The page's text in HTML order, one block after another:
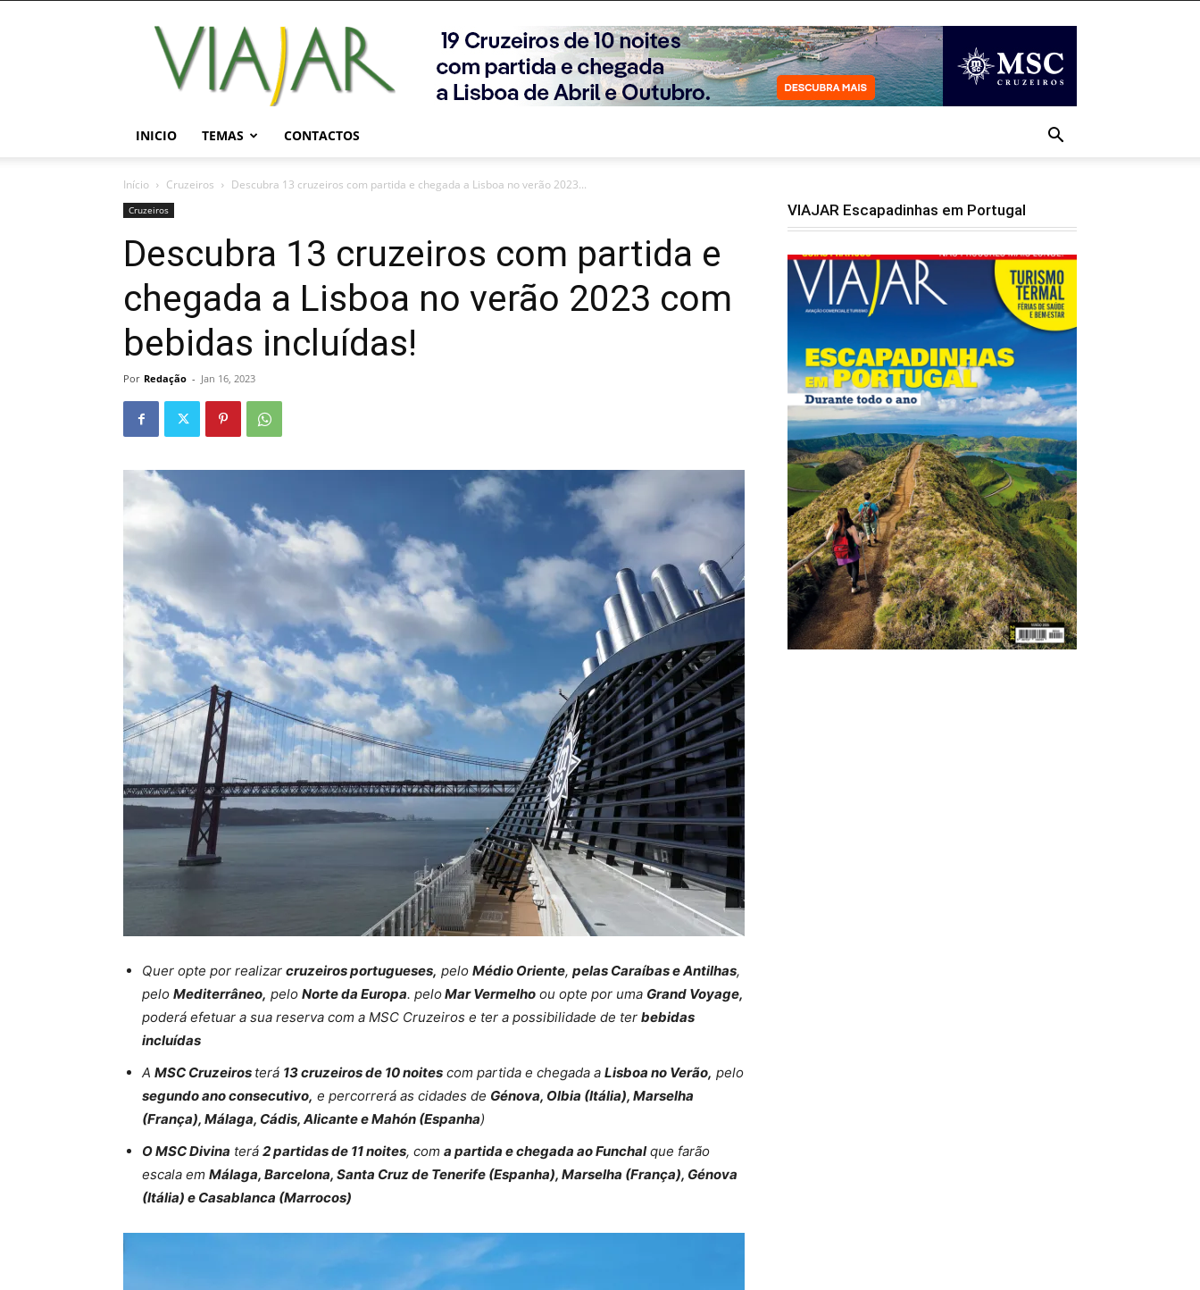
Viajar
Magazine
Online
INICIO TEMAS CONTACTOS
Início Cruzeiros Descubra 13 cruzeiros com partida e chegada a Lisboa no verão 2023...
Cruzeiros
Descubra 13 cruzeiros com partida e
chegada a Lisboa no verão 2023 com
bebidas incluídas!
Por Redação - Jan 16, 2023
Quer opte por realizar cruzeiros portugueses, pelo Médio Oriente, pelas Caraíbas e Antilhas,
pelo Mediterrâneo, pelo Norte da Europa. peloMar Vermelho ou opte por uma Grand Voyage,
poderá efetuar a sua reserva com a MSC Cruzeiros e ter a possibilidade de ter bebidas
incluídas
A MSC Cruzeiros terá 13 cruzeiros de 10 noites com partida e chegada a Lisboa no Verão, pelo
segundo ano consecutivo, e percorrerá as cidades de Génova, Olbia (Itália), Marselha
(França), Málaga, Cádis, Alicante e Mahón (Espanha)
O MSC Divina terá 2 partidas de 11 noites, com a partida e chegada ao Funchalque farão
escala em Málaga, Barcelona, Santa Cruz de Tenerife (Espanha), Marselha (França), Génova
(Itália) e Casablanca (Marrocos)
VIAJAR Escapadinhas em Portugal